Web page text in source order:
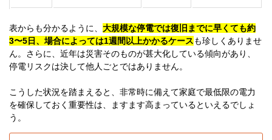
表からも分かるように、 大規模な停電では復旧までに早くても約
3〜5日、場合によっては1週間以上かかるケースも珍しくありませ
ん。さらに、近年は災害そのものが甚大化している傾向があり、
停電リスクは決して他人ごとではありません。
こうした状況を踏まえると、非常時に備えて家庭で最低限の電力
を確保しておく重要性は、ますます高まっているといえるでしょ
う。